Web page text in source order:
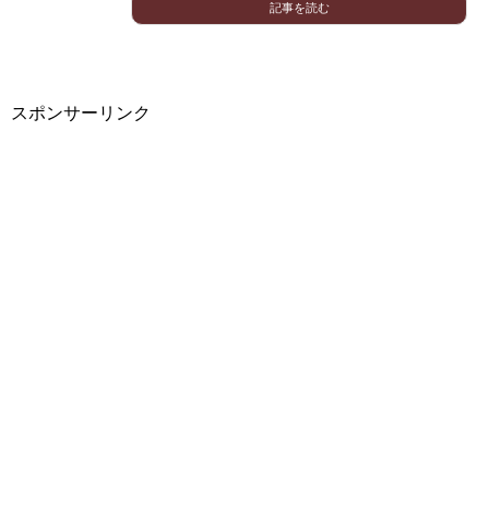
記事を読む
スポンサーリンク